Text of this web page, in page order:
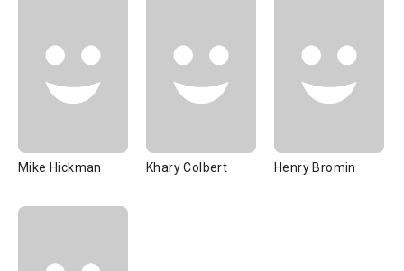
Mike Hickman Khary Colbert Henry Bromin